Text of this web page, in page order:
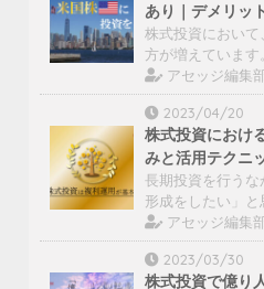
あり｜デメリッ
株式投資におい
方が増えています
アセッジ編集
2023/04/20
株式投資におけ
みと活用テクニ
長期投資を行う
形成をしたい」と
アセッジ編集
2023/03/30
株式投資で億り